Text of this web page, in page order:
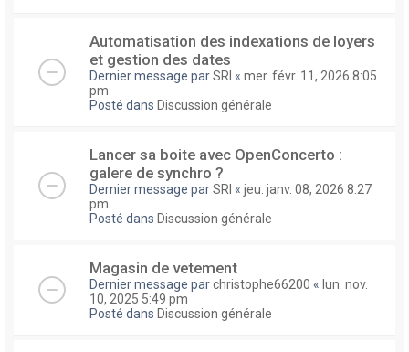
Automatisation des indexations de loyers
et gestion des dates
Dernier message parSRI « mer. févr. 11, 2026 8:05
pm
Posté dans Discussion générale
Lancer sa boite avec OpenConcerto :
galere de synchro ?
Dernier message parSRI « jeu. janv. 08, 2026 8:27
pm
Posté dans Discussion générale
Magasin de vetement
Dernier message parchristophe66200 « lun. nov.
10, 2025 5:49 pm
Posté dans Discussion générale